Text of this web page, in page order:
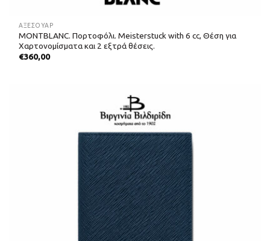
ΑΞΕΣΟΥΑΡ
MONTBLANC. Πορτοφόλι. Meisterstuck with 6 cc, Θέση για
Χαρτονομίσματα και 2 εξτρά θέσεις.
€360,00